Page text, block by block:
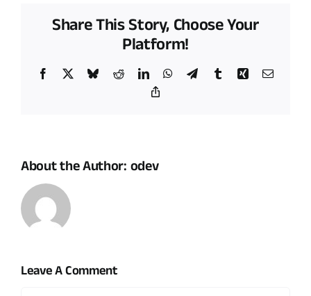
Share This Story, Choose Your
Platform!
Facebook BlueskyRedditLinkedInWhatsApp
TelegramTumblrXing Email
About the Author: odev
Leave A Comment